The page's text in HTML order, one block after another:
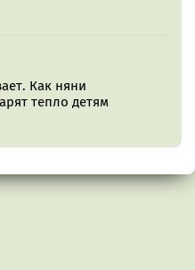
Как няни
тепло детям